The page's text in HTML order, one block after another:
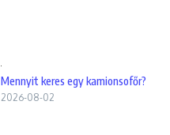
Mennyit keres egy kamionsofőr?
2026-08-02